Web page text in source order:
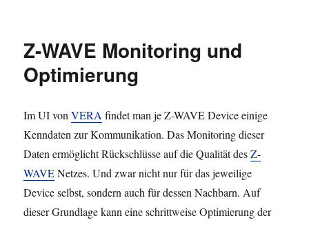
Z-WAVE Monitoring und
Optimierung
Im UI vonVERAfindet man je Z-WAVE Device einige
Kenndaten zur Kommunikation. Das Monitoring dieser
Daten ermöglicht Rückschlüsse auf die Qualität desZ-
WAVENetzes. Und zwar nicht nur für das jeweilige
Device selbst, sondern auch für dessen Nachbarn. Auf
dieser Grundlage kann eine schrittweise Optimierung der